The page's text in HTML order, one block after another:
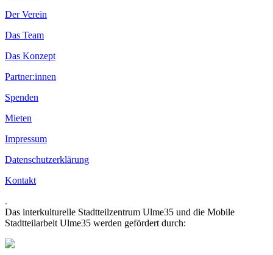
Der Verein
Das Team
Das Konzept
Partner:innen
Spenden
Mieten
Impressum
Datenschutzerklärung
Kontakt
.
Das interkulturelle Stadtteilzentrum Ulme35 und die Mobile
Stadtteilarbeit Ulme35 werden gefördert durch: